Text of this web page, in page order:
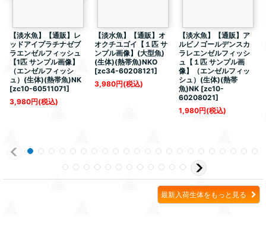
【淡水魚】【通販】レ
ッドアイプラチナゼブ
ラエンゼルフィッシュ
【1匹 サンプル画像】
（エンゼルフィッシ
ュ）(生体)(熱帯魚)NK
[zc10-60511071]
3,980円(税込)
【淡水魚】【通販】オ
オクチユゴイ【１匹 サ
ンプル画像】(大型魚)
(生体)(熱帯魚)NKO
[zc34-60208121]
3,980円(税込)
【淡水魚】【通販】ア
ルビノゴールデンスカ
ラレエンゼルフィッシ
ュ【１匹 サンプル画
像】（エンゼルフィッ
シュ）(生体)(熱帯
魚)NK [zc10-
60208021]
1,980円(税込)
最新入荷生体をもっと見る